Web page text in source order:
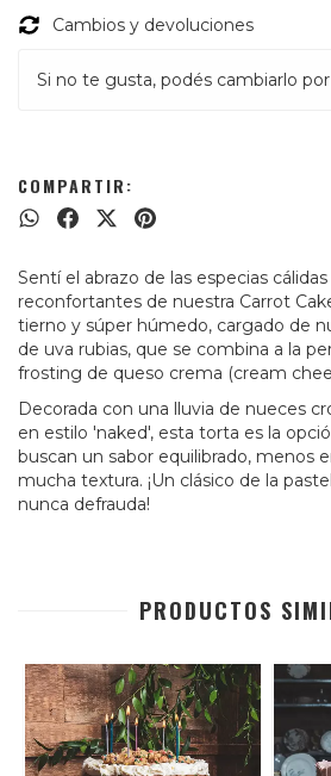
Cambios y devoluciones
Si no te gusta, podés cambiarlo
COMPARTIR:
Sentí el abrazo de las especias
reconfortantes de nuestra Carrot
tierno y súper húmedo, cargado de
de uva rubias, que se combina a la
frosting de queso crema (cream
Decorada con una lluvia de nueces
en estilo 'naked', esta torta es la
buscan un sabor equilibrado, menos
mucha textura. ¡Un clásico de la
nunca defrauda!
PRODUCTOS